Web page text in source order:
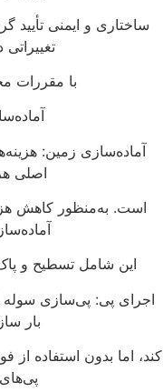
ساختاری و ایمنی تأیید
با مقررات
آماده‌سازی زمین:
اصلی
است. به‌منظور کاهش
این شامل تسطیح و
اجرای پی: پی‌سازی سوله
بار
اما بدون استفاده از